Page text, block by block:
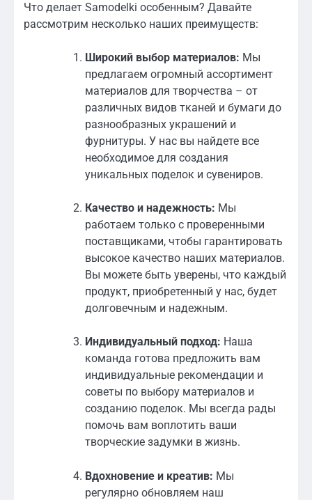
Что делает Samodelki особенным? Давайте
рассмотрим несколько наших преимуществ:
Широкий выбор материалов: Мы
предлагаем огромный ассортимент
материалов для творчества – от
различных видов тканей и бумаги до
разнообразных украшений и
фурнитуры. У нас вы найдете все
необходимое для создания
уникальных поделок и сувениров.
Качество и надежность: Мы
работаем только с проверенными
поставщиками, чтобы гарантировать
высокое качество наших материалов.
Вы можете быть уверены, что каждый
продукт, приобретенный у нас, будет
долговечным и надежным.
Индивидуальный подход: Наша
команда готова предложить вам
индивидуальные рекомендации и
советы по выбору материалов и
созданию поделок. Мы всегда рады
помочь вам воплотить ваши
творческие задумки в жизнь.
Вдохновение и креатив: Мы
регулярно обновляем наш